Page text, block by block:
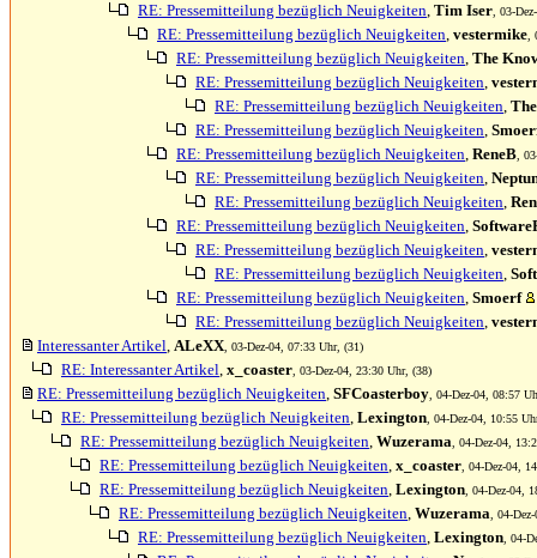
RE: Pressemitteilung bezüglich Neuigkeiten, Tim Iser , 03-
RE: Pressemitteilung bezüglich Neuigkeiten, vestermike
RE: Pressemitteilung bezüglich Neuigkeiten, The
RE: Pressemitteilung bezüglich Neuigkeiten,
RE: Pressemitteilung bezüglich Neuigkeiten,
RE: Pressemitteilung bezüglich Neuigkeiten,
RE: Pressemitteilung bezüglich Neuigkeiten, ReneB ,
RE: Pressemitteilung bezüglich Neuigkeiten,
RE: Pressemitteilung bezüglich Neuigkeiten,
RE: Pressemitteilung bezüglich Neuigkeiten,
RE: Pressemitteilung bezüglich Neuigkeiten,
RE: Pressemitteilung bezüglich Neuigkeiten,
RE: Pressemitteilung bezüglich Neuigkeiten, Smoerf
RE: Pressemitteilung bezüglich Neuigkeiten,
Interessanter Artikel, ALeXX , 03-Dez-04, 07:33 Uhr, (31)
RE: Interessanter Artikel, x_coaster , 03-Dez-04, 23:30 Uhr, (38)
RE: Pressemitteilung bezüglich Neuigkeiten, SFCoasterboy , 04-Dez-04, 08:57
RE: Pressemitteilung bezüglich Neuigkeiten, Lexington , 04-Dez-04, 10:55
RE: Pressemitteilung bezüglich Neuigkeiten, Wuzerama , 04-Dez-04,
RE: Pressemitteilung bezüglich Neuigkeiten, x_coaster , 04-Dez-04,
RE: Pressemitteilung bezüglich Neuigkeiten, Lexington , 04-Dez-04,
RE: Pressemitteilung bezüglich Neuigkeiten, Wuzerama , 04-
RE: Pressemitteilung bezüglich Neuigkeiten, Lexington , 04-